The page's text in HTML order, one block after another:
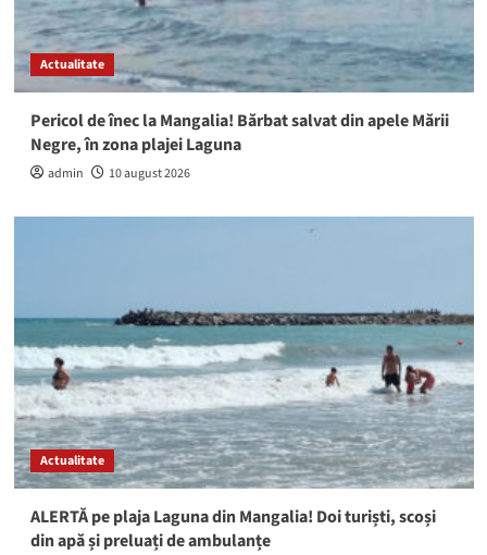
Actualitate
Pericol de înec la Mangalia! Bărbat salvat din apele Mării
Negre, în zona plajei Laguna
admin 10 august 2026
Actualitate
ALERTĂ pe plaja Laguna din Mangalia! Doi turiști, scoși
din apă și preluați de ambulanțe